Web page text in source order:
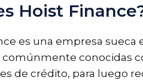
Hoist
es una empresa sueca
comúnmente conocidas
de crédito, para luego